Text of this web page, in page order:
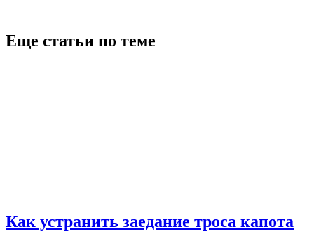
Еще статьи по теме
Как устранить заедание троса капота